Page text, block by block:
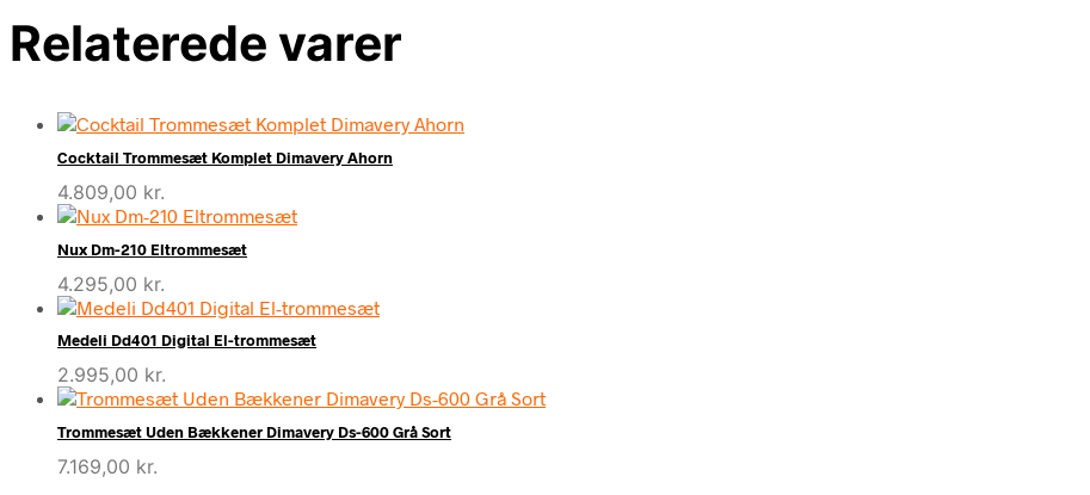
Relaterede varer
Cocktail Trommesæt Komplet Dimavery Ahorn
4.809,00 kr.
Nux Dm-210 Eltrommesæt
4.295,00 kr.
Medeli Dd401 Digital El-trommesæt
2.995,00 kr.
Trommesæt Uden Bækkener Dimavery Ds-600 Grå Sort
7.169,00 kr.